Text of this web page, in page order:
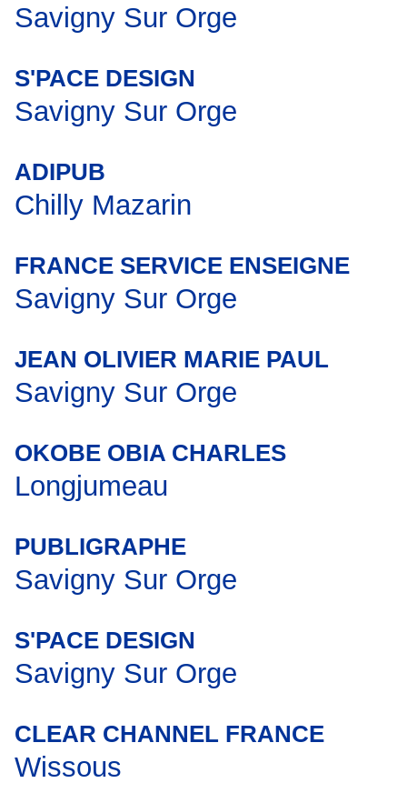
Savigny Sur Orge
S'PACE DESIGN
Savigny Sur Orge
ADIPUB
Chilly Mazarin
FRANCE SERVICE ENSEIGNE
Savigny Sur Orge
JEAN OLIVIER MARIE PAUL
Savigny Sur Orge
OKOBE OBIA CHARLES
Longjumeau
PUBLIGRAPHE
Savigny Sur Orge
S'PACE DESIGN
Savigny Sur Orge
CLEAR CHANNEL FRANCE
Wissous